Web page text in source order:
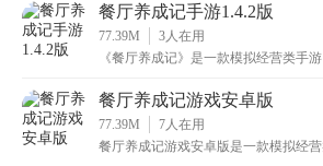
喜欢经营管理和烹饪的玩家。游戏提供
丰富的菜品选择和个性化的装饰布置等
试试餐厅养成记正式版吧！
餐厅养成记手游1.4.2版
77.39M 3 人在用
《餐厅养成记》是一款模拟经营类手游
餐厅养成记游戏安卓版
77.39M 7 人在用
餐厅养成记游戏安卓版是一款模拟经营